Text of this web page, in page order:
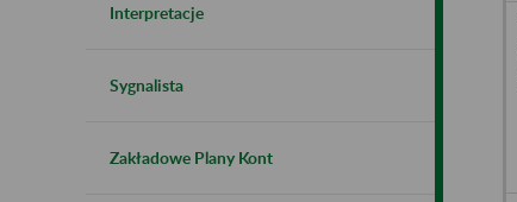
Interpretacje
Sygnalista
Zakładowe Plany Kont